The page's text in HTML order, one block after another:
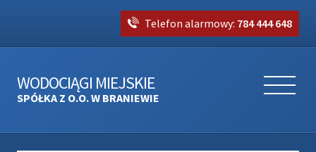
Telefon alarmowy: 784 444 648
WODOCIĄGI MIEJSKIE
SPÓŁKA Z O.O. W BRANIEWIE